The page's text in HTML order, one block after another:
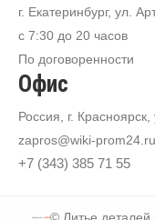
г. Екатеринбург, ул.
с 7:30 до 20 часов
По договоренности
Офис
Россия, г.
zapros@wiki-prom24.ru
+7 (343) 385 71 55